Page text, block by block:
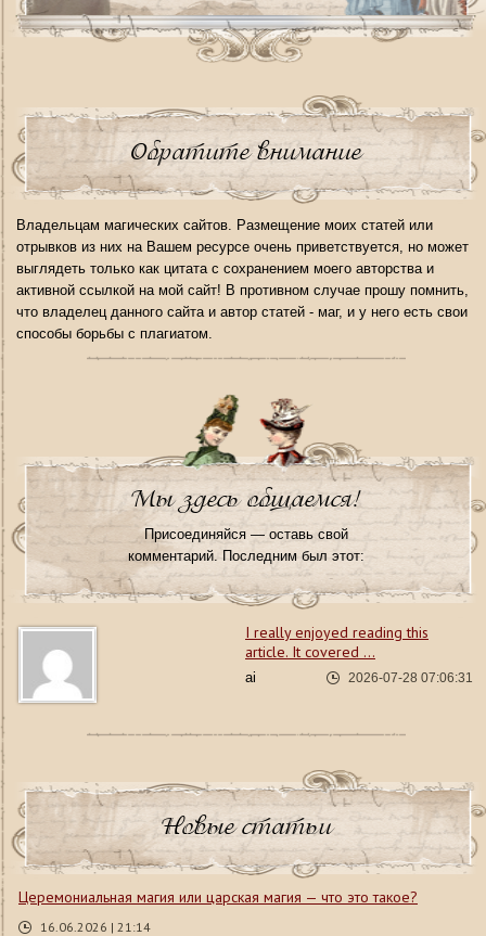
Обратите внимание
Владельцам магических сайтов. Размещение моих статей или
отрывков из них на Вашем ресурсе очень приветствуется, но может
выглядеть только как цитата с сохранением моего авторства и
активной ссылкой на мой сайт! В противном случае прошу помнить,
что владелец данного сайта и автор статей - маг, и у него есть свои
способы борьбы с плагиатом.
Мы здесь общаемся!
Присоединяйся — оставь свой
комментарий. Последним был этот:
I really enjoyed reading this
article. It covered ...
ai 2026-07-28 07:06:31
Новые статьи
Церемониальная магия или царская магия — что это такое?
16.06.2026 | 21:14